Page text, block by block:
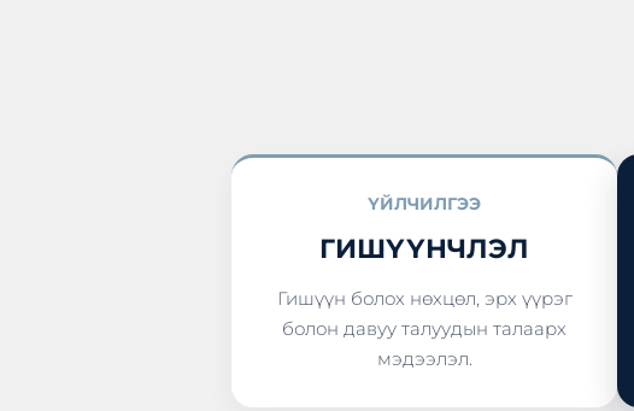
ҮЙЛЧИЛГЭЭ
ГИШҮҮНЧЛЭЛ
Гишүүн болох нөхцөл, эрх үүрэг
болон давуу талуудын талаарх
мэдээлэл.